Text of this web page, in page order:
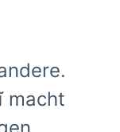
macht